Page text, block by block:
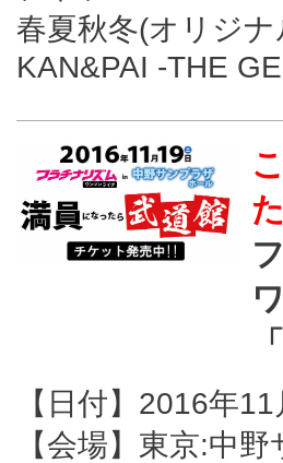
春夏秋冬(オリジ
KAN&PAI -THE
た
【日付】2016年
【会場】東京:中